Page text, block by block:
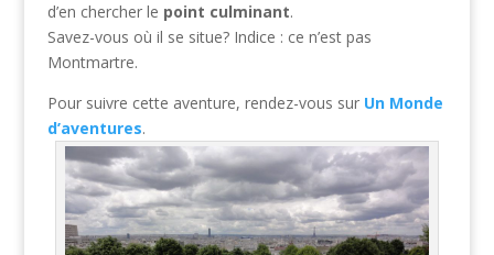
d’en chercher le point culminant.
Savez-vous où il se situe? Indice : ce n’est pas
Montmartre.
Pour suivre cette aventure, rendez-vous sur Un Monde
d’aventures.